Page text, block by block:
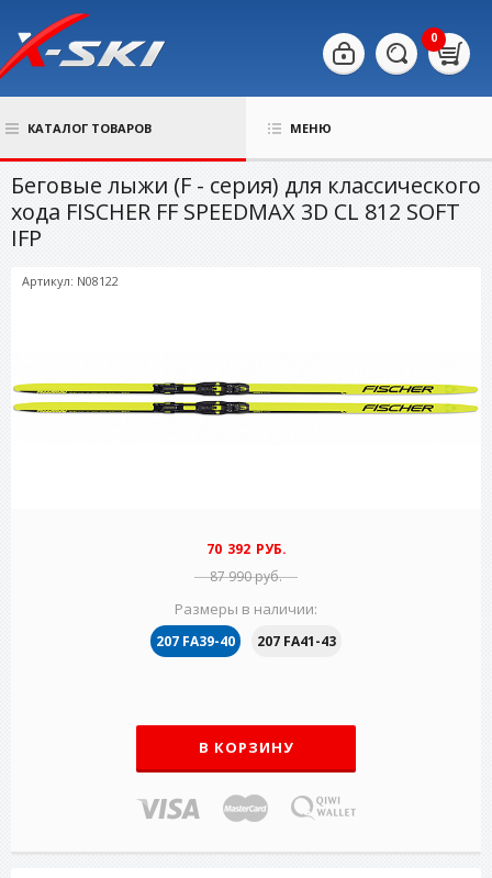
0
КАТАЛОГ ТОВАРОВ МЕНЮ
Беговые лыжи (F - серия) для классического
хода FISCHER FF SPEEDMAX 3D CL 812 SOFT
IFP
Артикул: N08122
70 392 РУБ.
87 990 руб.
Размеры в наличии:
207 FA39-40 207 FA41-43
В КОРЗИНУ